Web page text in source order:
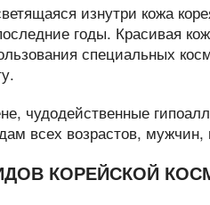
изнутри кожа
годы. Красивая
специальных
чудодейственные
всех возрастов,
КОРЕЙСКОЙ